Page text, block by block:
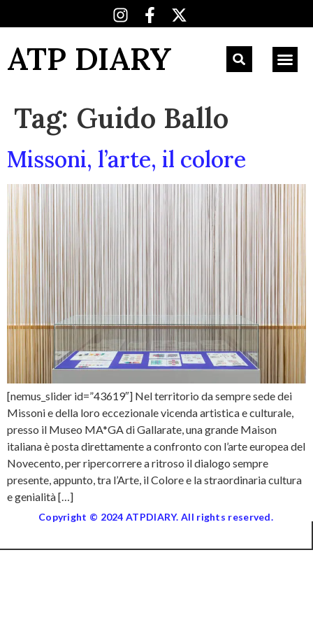
ATP DIARY
Tag: Guido Ballo
Missoni, l’arte, il colore
[nemus_slider id=”43619″] Nel territorio da sempre sede dei
Missoni e della loro eccezionale vicenda artistica e culturale,
presso il Museo MA*GA di Gallarate, una grande Maison
italiana è posta direttamente a confronto con l’arte europea del
Novecento, per ripercorrere a ritroso il dialogo sempre
presente, appunto, tra l’Arte, il Colore e la straordinaria cultura
e genialità […]
Copyright © 2024 ATPDIARY. All rights reserved.